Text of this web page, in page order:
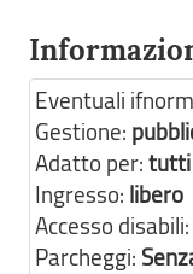
Eventuali
Gestione:
Adatto per:tutti
Ingresso: libero
Accesso disabili:
Parcheggi: